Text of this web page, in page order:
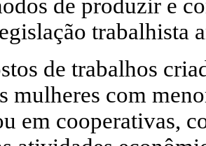
de produzir e
trabalhista
de trabalhos
mulheres com
em cooperativas,